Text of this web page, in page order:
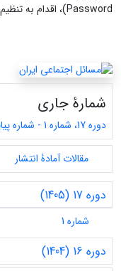
Password)، اقدام به تنظیم مجدد رمز خود کنید.
شمارۀ جاری
دوره 17، شماره 1 - شماره پیاپی 44، بهار 1405
مقالات آمادۀ انتشار
دوره 17 (1405)
شماره 1
دوره 16 (1404)